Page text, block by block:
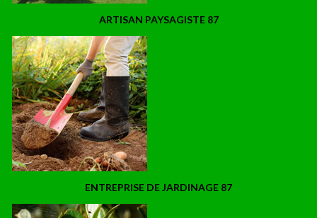
ARTISAN PAYSAGISTE 87
ENTREPRISE DE JARDINAGE 87